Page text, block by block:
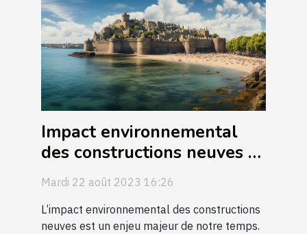
Impact environnemental
des constructions neuves à
Saint-Malo
Mardi 22 août 2023 16:26
L’impact environnemental des constructions
neuves est un enjeu majeur de notre temps.